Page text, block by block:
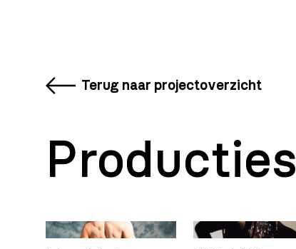
Terug naar projectoverzicht
Producties